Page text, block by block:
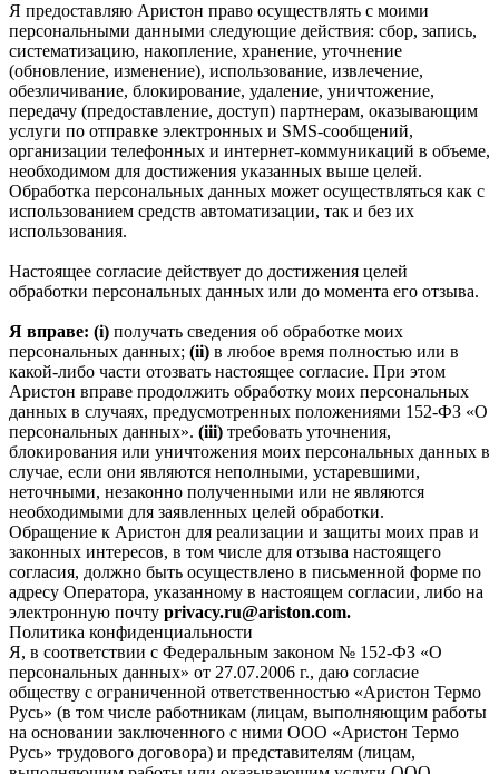
Я предоставляю Аристон право осуществлять с моими
персональными данными следующие действия: сбор, запись,
систематизацию, накопление, хранение, уточнение
(обновление, изменение), использование, извлечение,
обезличивание, блокирование, удаление, уничтожение,
передачу (предоставление, доступ) партнерам, оказывающим
услуги по отправке электронных и SMS‑сообщений,
организации телефонных и интернет‑коммуникаций в объеме,
необходимом для достижения указанных выше целей.
Обработка персональных данных может осуществляться как с
использованием средств автоматизации, так и без их
использования.
Настоящее согласие действует до достижения целей
обработки персональных данных или до момента его отзыва.
Я вправе: (i) получать сведения об обработке моих
персональных данных; (ii) в любое время полностью или в
какой-либо части отозвать настоящее согласие. При этом
Аристон вправе продолжить обработку моих персональных
данных в случаях, предусмотренных положениями 152-ФЗ «О
персональных данных». (iii) требовать уточнения,
блокирования или уничтожения моих персональных данных в
случае, если они являются неполными, устаревшими,
неточными, незаконно полученными или не являются
необходимыми для заявленных целей обработки.
Обращение к Аристон для реализации и защиты моих прав и
законных интересов, в том числе для отзыва настоящего
согласия, должно быть осуществлено в письменной форме по
адресу Оператора, указанному в настоящем согласии, либо на
электронную почту privacy.ru@ariston.com.
Политика конфиденциальности
Я, в соответствии с Федеральным законом № 152-ФЗ «О
персональных данных» от 27.07.2006 г., даю согласие
обществу с ограниченной ответственностью «Аристон Термо
Русь» (в том числе работникам (лицам, выполняющим работы
на основании заключенного с ними ООО «Аристон Термо
Русь» трудового договора) и представителям (лицам,